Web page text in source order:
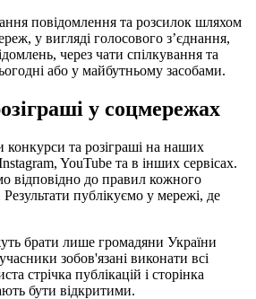
повідомлення та розсилок шляхом
у вигляді голосового з’єднання,
через чати спілкування та
або у майбутньому засобами.
у соцмережах
та розіграші на наших
YouTube та в інших сервісах.
відповідно до правил кожного
публікуємо у мережі, де
брати лише громадяни України
зобов'язані виконати всі
стрічка публікацій і сторінка
бути відкритими.